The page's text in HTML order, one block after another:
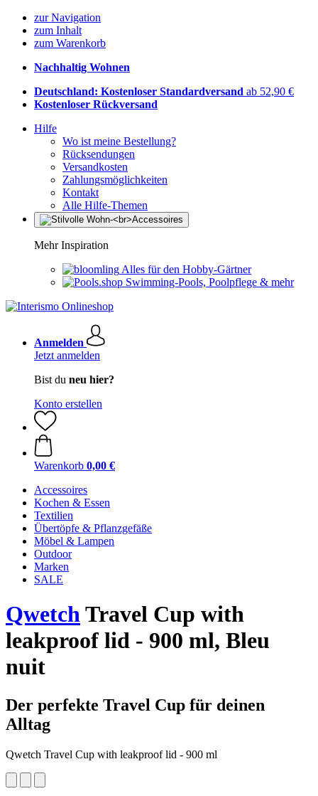
zur Navigation
zum Inhalt
zum Warenkorb
Nachhaltig Wohnen
Deutschland: Kostenloser Standardversand ab 52,90 €
Kostenloser Rückversand
Hilfe
Wo ist meine Bestellung?
Rücksendungen
Versandkosten
Zahlungsmöglichkeiten
Kontakt
Alle Hilfe-Themen
Mehr Inspiration
Alles für den Hobby-Gärtner
Swimming-Pools, Poolpflege & mehr
Anmelden
Jetzt anmelden
Bist du neu hier?
Konto erstellen
Warenkorb 0,00 €
Accessoires
Kochen & Essen
Textilien
Übertöpfe & Pflanzgefäße
Möbel & Lampen
Outdoor
Marken
SALE
QwetchTravel Cup with
leakproof lid - 900 ml, Bleu
nuit
Der perfekte Travel Cup für deinen
Alltag
Qwetch Travel Cup with leakproof lid - 900 ml